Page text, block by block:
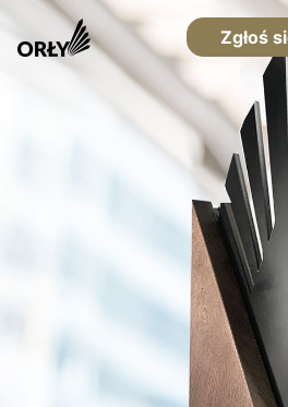
Zgłoś